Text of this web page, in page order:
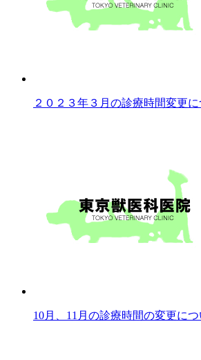
２０２３年３月の診療時間変更に
10月、11月の診療時間の変更につ